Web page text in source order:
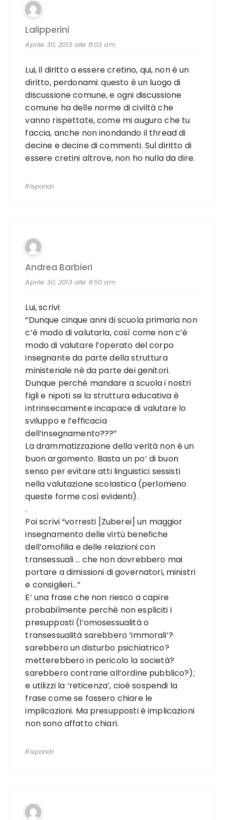
Lalipperini
Aprile 30, 2013 alle 8:03 am
Lui, il diritto a essere cretino, qui, non è un
diritto, perdonami: questo è un luogo di
discussione comune, e ogni discussione
comune ha delle norme di civiltà che
vanno rispettate, come mi auguro che tu
faccia, anche non inondando il thread di
decine e decine di commenti. Sul diritto di
essere cretini altrove, non ho nulla da dire.
Rispondi
Andrea Barbieri
Aprile 30, 2013 alle 9:50 am
Lui, scrivi:
“Dunque cinque anni di scuola primaria non
c’è modo di valutarla, così come non c’è
modo di valutare l’operato del corpo
insegnante da parte della struttura
ministeriale nè da parte dei genitori.
Dunque perchè mandare a scuola i nostri
figli e nipoti se la struttura educativa è
intrinsecamente incapace di valutare lo
sviluppo e l’efficacia
dell’insegnamento???”
La drammatizzazione della verità non è un
buon argomento. Basta un po’ di buon
senso per evitare atti linguistici sessisti
nella valutazione scolastica (perlomeno
queste forme così evidenti).
.
Poi scrivi “vorresti [Zuberei] un maggior
insegnamento delle virtù benefiche
dell’omofilia e delle relazioni con
transessuali … che non dovrebbero mai
portare a dimissioni di governatori, ministri
e consiglieri…”
E’ una frase che non riesco a capire
probabilmente perché non espliciti i
presupposti (l’omosessualità o
transessualità sarebbero ‘immorali’?
sarebbero un disturbo psichiatrico?
metterebbero in pericolo la società?
sarebbero contrarie all’ordine pubblico?);
e utilizzi la ‘reticenza’, cioè sospendi la
frase come se fossero chiare le
implicazioni. Ma presupposti è implicazioni
non sono affatto chiari.
Rispondi